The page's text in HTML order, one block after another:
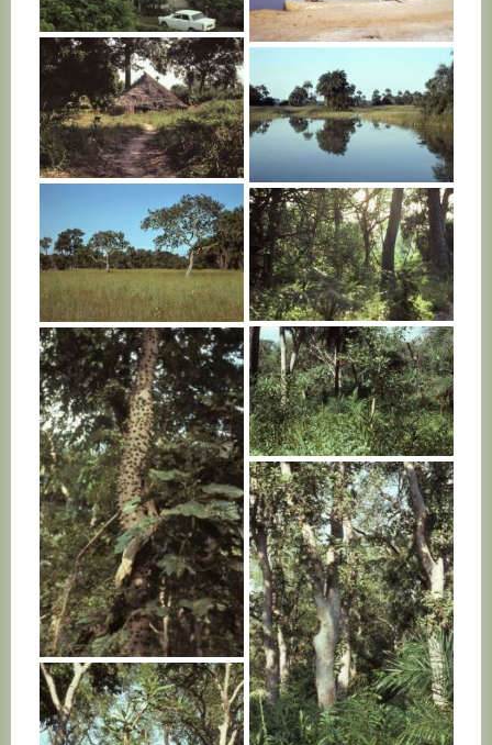
SENEGAL
SENEGAL
SENEGAL SENEGAL
SENEGAL
SENEGAL